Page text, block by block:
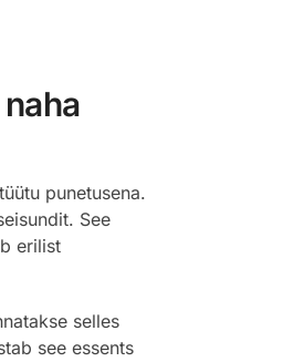
punetusena.
See
erilist
selles
see essents